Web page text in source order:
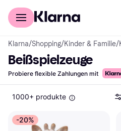
Für Shopper
Klarna/Shopping/Kinder & Familie/
Beißspielzeuge
Probiere flexible Zahlungen mit
1000+ produkte
-20%